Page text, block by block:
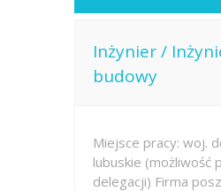
Inżynier /
budowy
Miejsce pracy: woj.
lubuskie (możliwość
delegacji) Firma